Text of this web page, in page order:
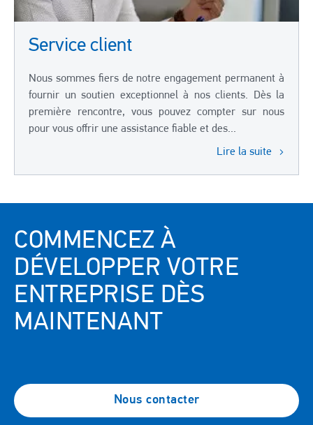
Service client
Nous sommes fiers de notre engagement permanent à
fournir un soutien exceptionnel à nos clients. Dès la
première rencontre, vous pouvez compter sur nous
pour vous offrir une assistance fiable et des...
Lire la suite
COMMENCEZ À
DÉVELOPPER VOTRE
ENTREPRISE DÈS
MAINTENANT
Nous contacter